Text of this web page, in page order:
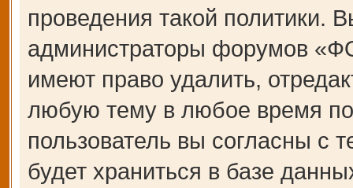
проведения такой политики.
администраторы форумов
имеют право удалить,
любую тему в любое время
пользователь вы согласны с
будет храниться в базе